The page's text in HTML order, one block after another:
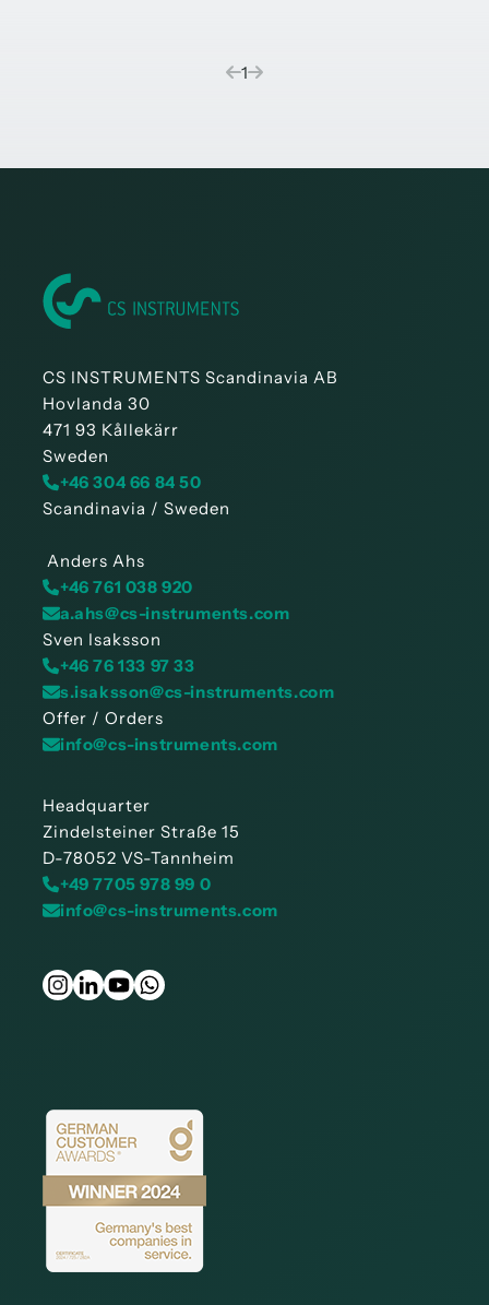
1(current)
CS INSTRUMENTS Scandinavia AB
Hovlanda 30
471 93 Kållekärr
Sweden
+46 304 66 84 50
Scandinavia / Sweden
Anders Ahs
+46 761 038 920
a.ahs@cs-instruments.com
Sven Isaksson
+46 76 133 97 33
s.isaksson@cs-instruments.com
Offer / Orders
info@cs-instruments.com
Headquarter
Zindelsteiner Straße 15
D-78052 VS-Tannheim
+49 7705 978 99 0
info@cs-instruments.com